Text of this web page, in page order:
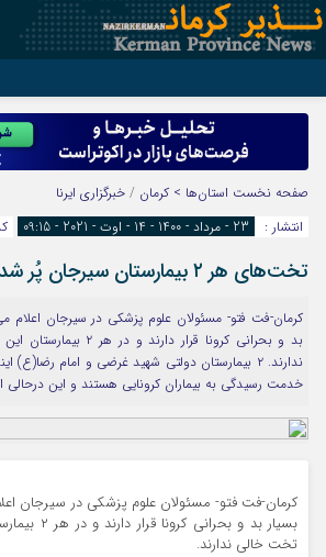
اینستاگرام
تلگرام
روبیکا
نام کاربری یا نشانی ایمیل
رمز عبور
صفحه نخست استان‌ها > کرمان / خبرگزاری ایرنا
انتشار :
23 - مرداد - 1400 - 14 - اوت - 2021 - 09:15
تخت‌های هر ۲ بیمارستان سیرجان پُر شده است
کرمان-فت فتو- مسئولان علوم پزشکی در سیرجان اعلام
بد و بحرانی کرونا قرار
ندارند. ۲ بیمارستان دولتی شهید غرضی و امام
خدمت رسیدگی به بیماران کرونایی هستند و این درحالی
کرمان-فت فتو- مسئولان علوم پزشکی در سیرجان
بسیار بد و
تخت خالی ندارند.